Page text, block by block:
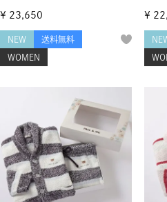
¥ 23,650
NEW 送料無料
WOMEN
¥